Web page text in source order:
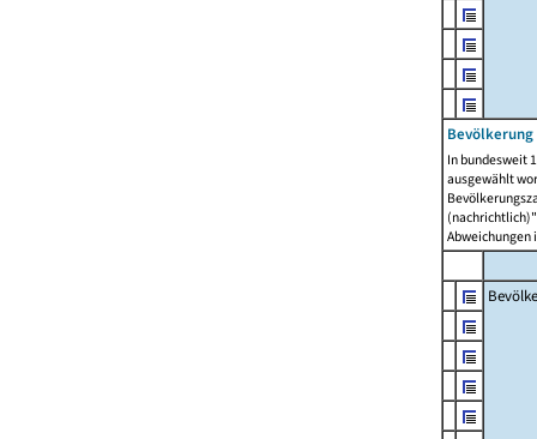
In bundesweit
ausgewählt
Abweichungen